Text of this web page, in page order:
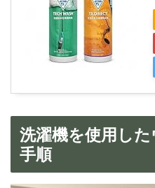
洗濯機を使用し
手順